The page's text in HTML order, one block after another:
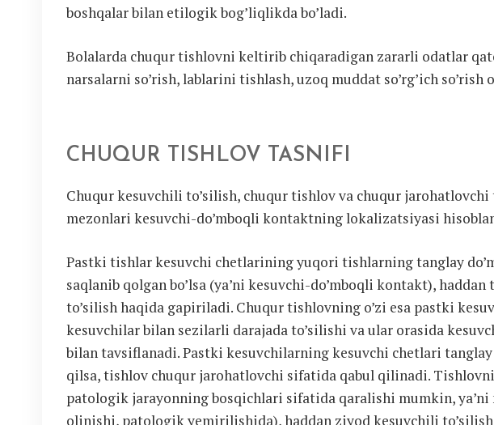
boshqalar bilan etilogik bog’liqlikda bo’ladi.
Bolalarda chuqur tishlovni keltirib chiqaradigan zararli odatlar
narsalarni so’rish, lablarini tishlash, uzoq muddat so’rg’ich so’rish
CHUQUR TISHLOV TASNIFI
Chuqur kesuvchili to’silish, chuqur tishlov va chuqur
mezonlari kesuvchi-do’mboqli kontaktning lokalizatsiyasi
Pastki tishlar kesuvchi chetlarining yuqori tishlarning tanglay
saqlanib qolgan bo’lsa (ya’ni kesuvchi-do’mboqli kontakt),
to’silish haqida gapiriladi. Chuqur tishlovning o’zi esa pastki
kesuvchilar bilan sezilarli darajada to’silishi va ular orasida
bilan tavsiflanadi. Pastki kesuvchilarning kesuvchi chetlari
qilsa, tishlov chuqur jarohatlovchi sifatida qabul qilinadi.
patologik jarayonning bosqichlari sifatida qaralishi mumkin,
olinishi, patologik yemirilishida), haddan ziyod kesuvchili